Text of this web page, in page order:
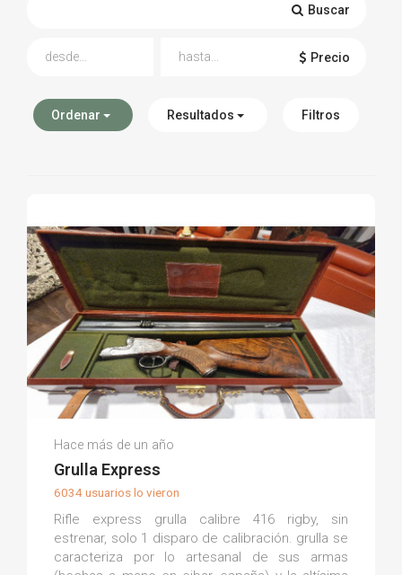
Buscar
Precio
Ordenar Resultados Filtros
Pedro P.
Hace más de un año
Grulla Express
6034 usuarios lo vieron
Rifle express grulla calibre 416 rigby, sin
estrenar, solo 1 disparo de calibración. grulla se
caracteriza por lo artesanal de sus armas